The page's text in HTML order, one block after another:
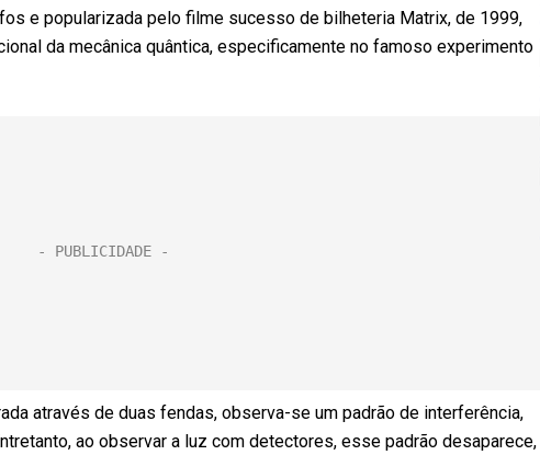
e popularizada pelo filme sucesso de bilheteria Matrix, de 1999,
da mecânica quântica, especificamente no famoso experimento
através de duas fendas, observa-se um padrão de interferência,
ao observar a luz com detectores, esse padrão desaparece,